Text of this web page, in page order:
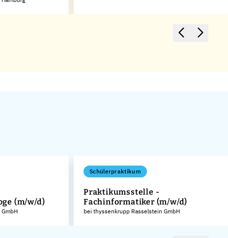
(m/w/d)
Schülerpraktikum
Praktikumsstelle -
Fachinformatiker (m/w/d)
bei thyssenkrupp Rasselstein GmbH